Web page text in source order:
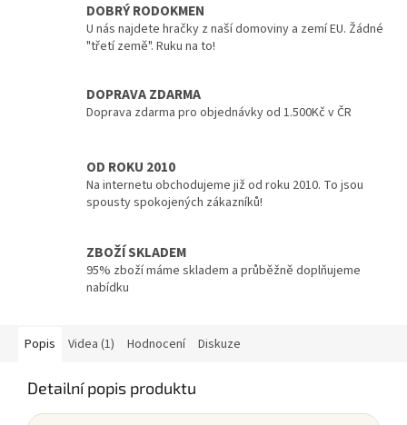
DOBRÝ RODOKMEN
U nás najdete hračky z naší domoviny a zemí EU. Žádné
"třetí země". Ruku na to!
DOPRAVA ZDARMA
Doprava zdarma pro objednávky od 1.500Kč v ČR
OD ROKU 2010
Na internetu obchodujeme již od roku 2010. To jsou
spousty spokojených zákazníků!
ZBOŽÍ SKLADEM
95% zboží máme skladem a průběžně doplňujeme
nabídku
Popis Videa (1) Hodnocení Diskuze
Detailní popis produktu